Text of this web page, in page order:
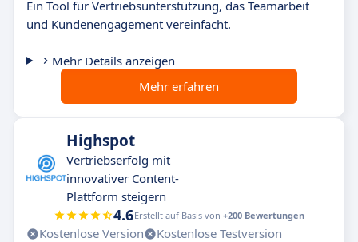
Ein Tool für Vertriebsunterstützung, das Teamarbeit
und Kundenengagement vereinfacht.
Mehr Details anzeigen
Mehr erfahren
Highspot
Vertriebserfolg mit
innovativer Content-
Plattform steigern
4.6Erstellt auf Basis von +200 Bewertungen
Kostenlose Version
Kostenlose Testversion